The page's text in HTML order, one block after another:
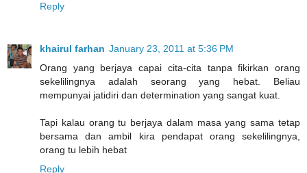
Reply
khairul farhan January 23, 2011 at 5:36 PM
Orang yang berjaya capai cita-cita tanpa fikirkan orang
sekelilingnya adalah seorang yang hebat. Beliau
mempunyai jatidiri dan determination yang sangat kuat.
Tapi kalau orang tu berjaya dalam masa yang sama tetap
bersama dan ambil kira pendapat orang sekelilingnya,
orang tu lebih hebat
Reply